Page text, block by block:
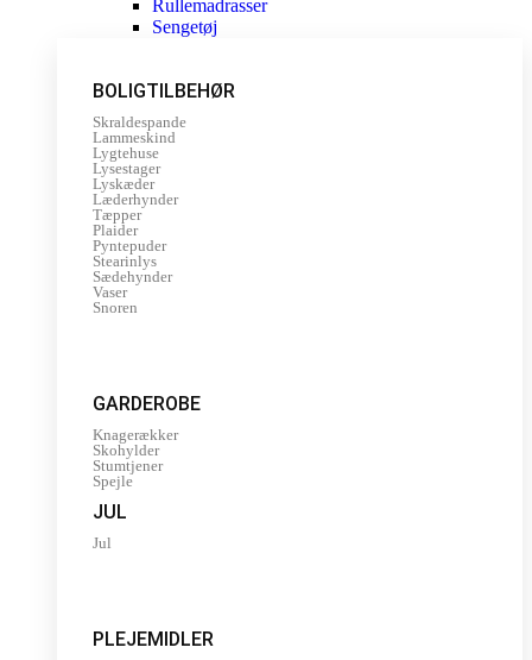
Rullemadrasser
Sengetøj
BOLIGTILBEHØR
Skraldespande
Lammeskind
Lygtehuse
Lysestager
Lyskæder
Læderhynder
Tæpper
Plaider
Pyntepuder
Stearinlys
Sædehynder
Vaser
Snoren
GARDEROBE
Knagerækker
Skohylder
Stumtjener
Spejle
JUL
Jul
PLEJEMIDLER